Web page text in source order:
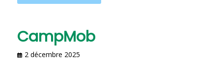
CampMob
2 décembre 2025